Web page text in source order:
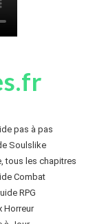
pas à pas
Soulslike
tous les chapitres
Combat
RPG
Horreur